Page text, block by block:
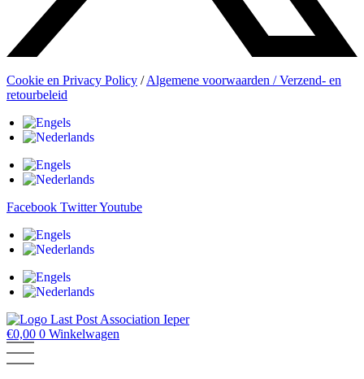
Cookie en Privacy Policy /Algemene voorwaarden / Verzend- en
retourbeleid
Facebook TwitterYoutube
€0,00 0 Winkelwagen